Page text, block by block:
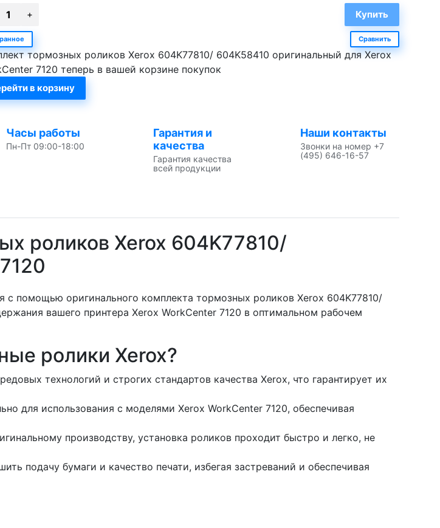
Сравнить
тормозных роликов Xerox 604K77810/ 604K58410 оригинальный для Xerox
7120 теперь в вашей корзине покупок
в корзину
Часы работы
Пн-Пт 09:00-18:00
Гарантия и
качества
Гарантия качества
всей продукции
Наши контакты
Звонки на номер +7
(495) 646-16-57
роликов Xerox 604K77810/
с помощью оригинального комплекта тормозных роликов Xerox 604K77810/
вашего принтера Xerox WorkCenter 7120 в оптимальном рабочем
ролики Xerox?
технологий и строгих стандартов качества Xerox, что гарантирует их
для использования с моделями Xerox WorkCenter 7120, обеспечивая
производству, установка роликов проходит быстро и легко, не
подачу бумаги и качество печати, избегая застреваний и обеспечивая